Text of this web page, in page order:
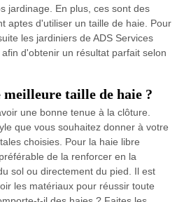
jardinage. En plus, ces sont des
aptes d'utiliser un taille de haie. Pour
les jardiniers de ADS Services
d'obtenir un résultat parfait selon
taille de haie ?
une bonne tenue à la clôture.
que vous souhaitez donner à votre
choisies. Pour la haie libre
de la renforcer en la
sol ou directement du pied. Il est
les matériaux pour réussir toute